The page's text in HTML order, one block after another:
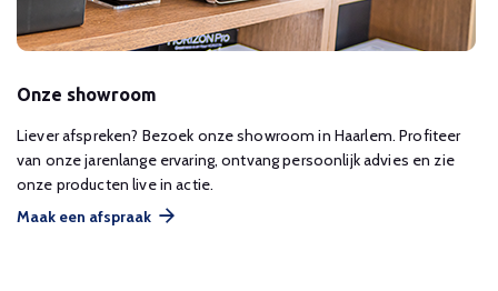
Onze showroom
Liever afspreken? Bezoek onze showroom in Haarlem. Profiteer
van onze jarenlange ervaring, ontvang persoonlijk advies en zie
onze producten live in actie.
Maak een afspraak